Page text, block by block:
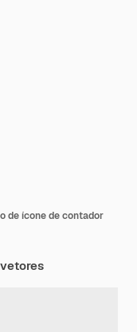
de ícone de contador